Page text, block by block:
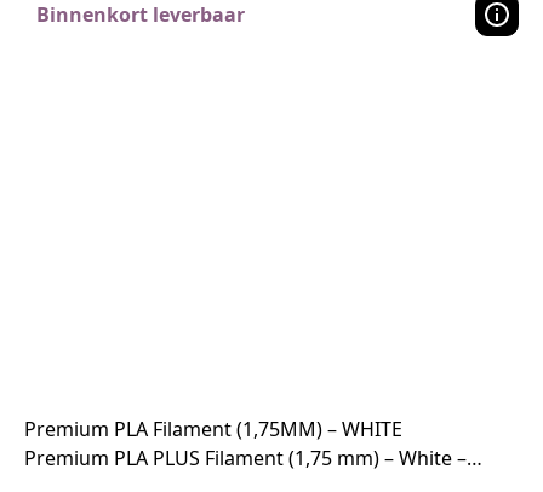
Binnenkort leverbaar
Premium PLA Filament (1,75MM) – WHITE
Premium PLA PLUS Filament (1,75 mm) – White –…